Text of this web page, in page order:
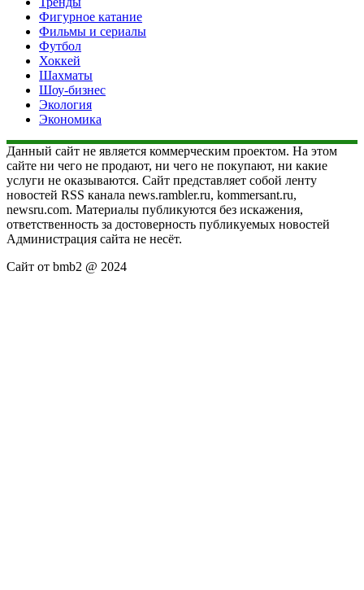
Фигурное катание
Фильмы и сериалы
Футбол
Хоккей
Шахматы
Шоу-бизнес
Экология
Экономика
Данный сайт не является коммерческим проектом. На этом
сайте ни чего не продают, ни чего не покупают, ни какие
услуги не оказываются. Сайт представляет собой ленту
новостей RSS канала news.rambler.ru, kommersant.ru,
newsru.com. Материалы публикуются без искажения,
ответственность за достоверность публикуемых новостей
Администрация сайта не несёт.
Сайт от bmb2 @ 2024